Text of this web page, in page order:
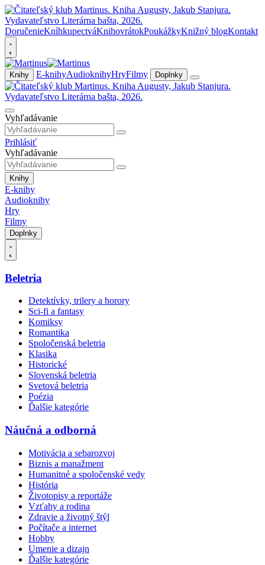
DoručenieKníhkupectváKnihovrátokPoukážkyKnižný blogKontakt
Knihy E-knihyAudioknihyHryFilmy Doplnky
Vyhľadávanie
Prihlásiť
Vyhľadávanie
Knihy
E-knihy
Audioknihy
Hry
Filmy
Doplnky
Beletria
Detektívky, trilery a horory
Sci-fi a fantasy
Komiksy
Romantika
Spoločenská beletria
Klasika
Historické
Slovenská beletria
Svetová beletria
Poézia
Ďalšie kategórie
Náučná a odborná
Motivácia a sebarozvoj
Biznis a manažment
Humanitné a spoločenské vedy
História
Životopisy a reportáže
Vzťahy a rodina
Zdravie a životný štýl
Počítače a internet
Hobby
Umenie a dizajn
Ďalšie kategórie